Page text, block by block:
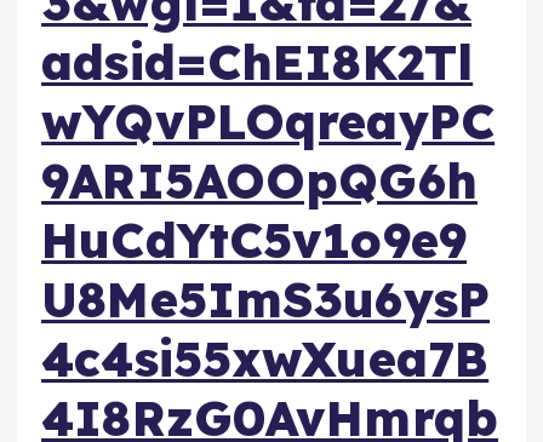
adsid=ChEI8K2Tl
wYQvPLOqreayPC
9ARI5AOOpQG6h
HuCdYtC5v1o9e9
U8Me5ImS3u6ysP
4c4si55xwXuea7B
4I8RzG0AvHmrqb